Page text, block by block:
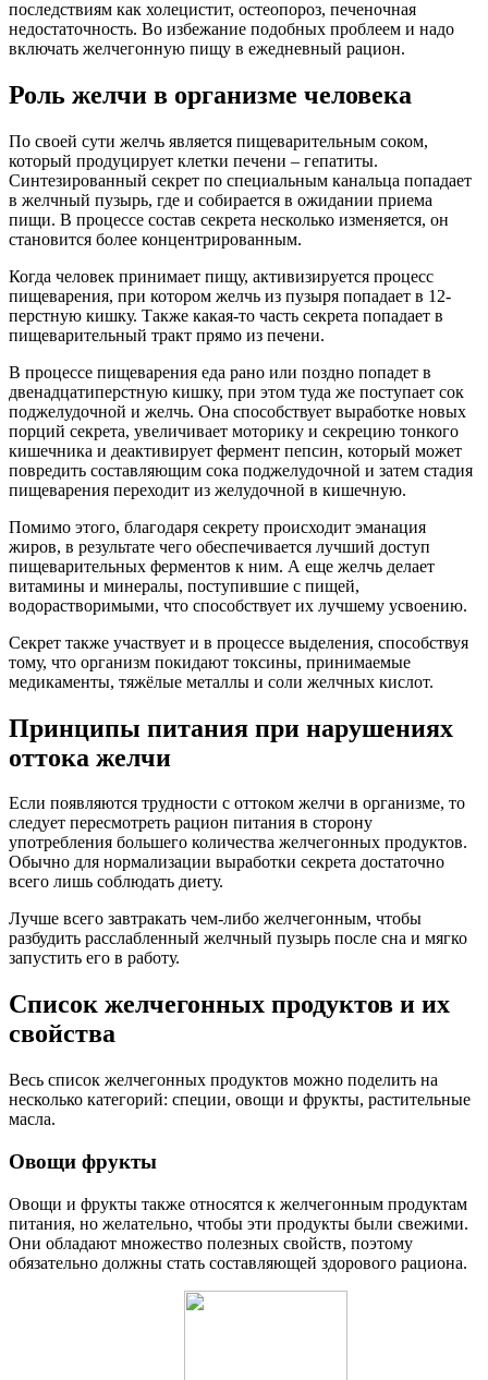
последствиям как холецистит, остеопороз, печеночная
недостаточность. Во избежание подобных проблеем и надо
включать желчегонную пищу в ежедневный рацион.
Роль желчи в организме человека
По своей сути желчь является пищеварительным соком,
который продуцирует клетки печени – гепатиты.
Синтезированный секрет по специальным канальца попадает
в желчный пузырь, где и собирается в ожидании приема
пищи. В процессе состав секрета несколько изменяется, он
становится более концентрированным.
Когда человек принимает пищу, активизируется процесс
пищеварения, при котором желчь из пузыря попадает в 12-
перстную кишку. Также какая-то часть секрета попадает в
пищеварительный тракт прямо из печени.
В процессе пищеварения еда рано или поздно попадет в
двенадцатиперстную кишку, при этом туда же поступает сок
поджелудочной и желчь. Она способствует выработке новых
порций секрета, увеличивает моторику и секрецию тонкого
кишечника и деактивирует фермент пепсин, который может
повредить составляющим сока поджелудочной и затем стадия
пищеварения переходит из желудочной в кишечную.
Помимо этого, благодаря секрету происходит эманация
жиров, в результате чего обеспечивается лучший доступ
пищеварительных ферментов к ним. А еще желчь делает
витамины и минералы, поступившие с пищей,
водорастворимыми, что способствует их лучшему усвоению.
Секрет также участвует и в процессе выделения, способствуя
тому, что организм покидают токсины, принимаемые
медикаменты, тяжёлые металлы и соли желчных кислот.
Принципы питания при нарушениях
оттока желчи
Если появляются трудности с оттоком желчи в организме, то
следует пересмотреть рацион питания в сторону
употребления большего количества желчегонных продуктов.
Обычно для нормализации выработки секрета достаточно
всего лишь соблюдать диету.
Лучше всего завтракать чем-либо желчегонным, чтобы
разбудить расслабленный желчный пузырь после сна и мягко
запустить его в работу.
Список желчегонных продуктов и их
свойства
Весь список желчегонных продуктов можно поделить на
несколько категорий: специи, овощи и фрукты, растительные
масла.
Овощи фрукты
Овощи и фрукты также относятся к желчегонным продуктам
питания, но желательно, чтобы эти продукты были свежими.
Они обладают множество полезных свойств, поэтому
обязательно должны стать составляющей здорового рациона.